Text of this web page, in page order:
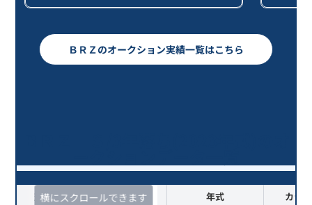
ＢＲＺのオークション実績一覧はこちら
横にスクロールできます
査定時期 セルカ実績 年式
カラー